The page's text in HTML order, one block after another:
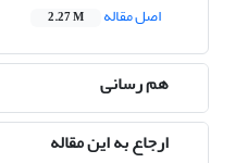
اصل مقاله
2.27 M
هم رسانی
ارجاع به این مقاله